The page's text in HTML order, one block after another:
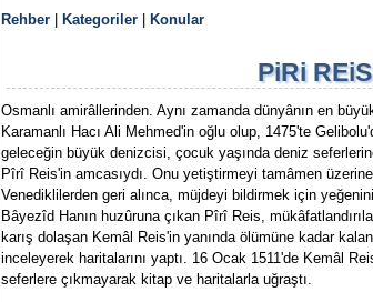
Rehber Kategoriler Konular
PiRi REiS
Osmanlı amirâllerinden. Aynı zamanda dünyânın en
Karamanlı Hacı Ali Mehmed'in oğlu olup, 1475'te
geleceğin büyük denizcisi, çocuk yaşında deniz
Pîrî Reis'in amcasıydı. Onu yetiştirmeyi tamâmen
Venediklilerden geri alınca, müjdeyi bildirmek için
Bâyezîd Hanın huzûruna çıkan Pîrî Reis,
karış dolaşan Kemâl Reis'in yanında ölümüne kadar
inceleyerek haritalarını yaptı. 16 Ocak 1511'de Kemâl
seferlere çıkmayarak kitap ve haritalarla uğraştı.